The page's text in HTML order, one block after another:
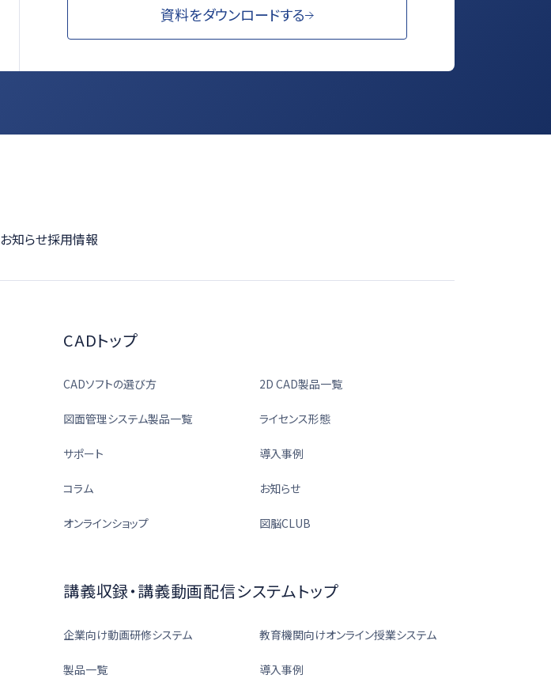
資料をダウンロードする
お知らせ採用情報
CADトップ
CADソフトの選び方 2D CAD製品一覧
図面管理システム製品一覧 ライセンス形態
サポート 導入事例
コラム お知らせ
オンラインショップ 図脳CLUB
講義収録・講義動画配信システムトップ
企業向け動画研修システム 教育機関向けオンライン授業システム
製品一覧 導入事例